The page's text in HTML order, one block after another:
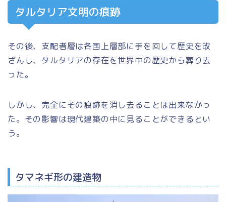
タルタリア文明の痕跡
その後、支配者層は各国上層部に手を回して歴史を改
ざんし、タルタリアの存在を世界中の歴史から葬り去
った。
しかし、完全にその痕跡を消し去ることは出来なかっ
た。その影響は現代建築の中に見ることができるとい
う。
タマネギ形の建造物